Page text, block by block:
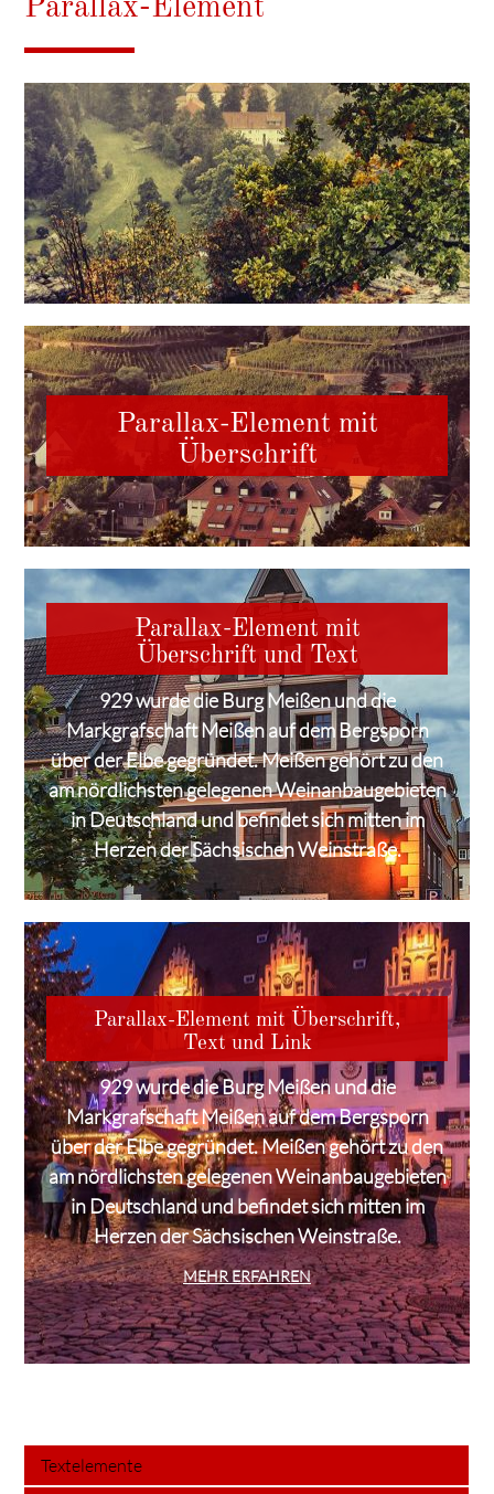
Parallax-Element
Parallax-Element mit
Überschrift
Parallax-Element mit
Überschrift und Text
929 wurde die Burg Meißen und die
Markgrafschaft Meißen auf dem Bergsporn
über der Elbe gegründet. Meißen gehört zu den
am nördlichsten gelegenen Weinanbaugebieten
in Deutschland und befindet sich mitten im
Herzen der Sächsischen Weinstraße.
Parallax-Element mit Überschrift,
Text und Link
929 wurde die Burg Meißen und die
Markgrafschaft Meißen auf dem Bergsporn
über der Elbe gegründet. Meißen gehört zu den
am nördlichsten gelegenen Weinanbaugebieten
in Deutschland und befindet sich mitten im
Herzen der Sächsischen Weinstraße.
MEHR ERFAHREN
Textelemente